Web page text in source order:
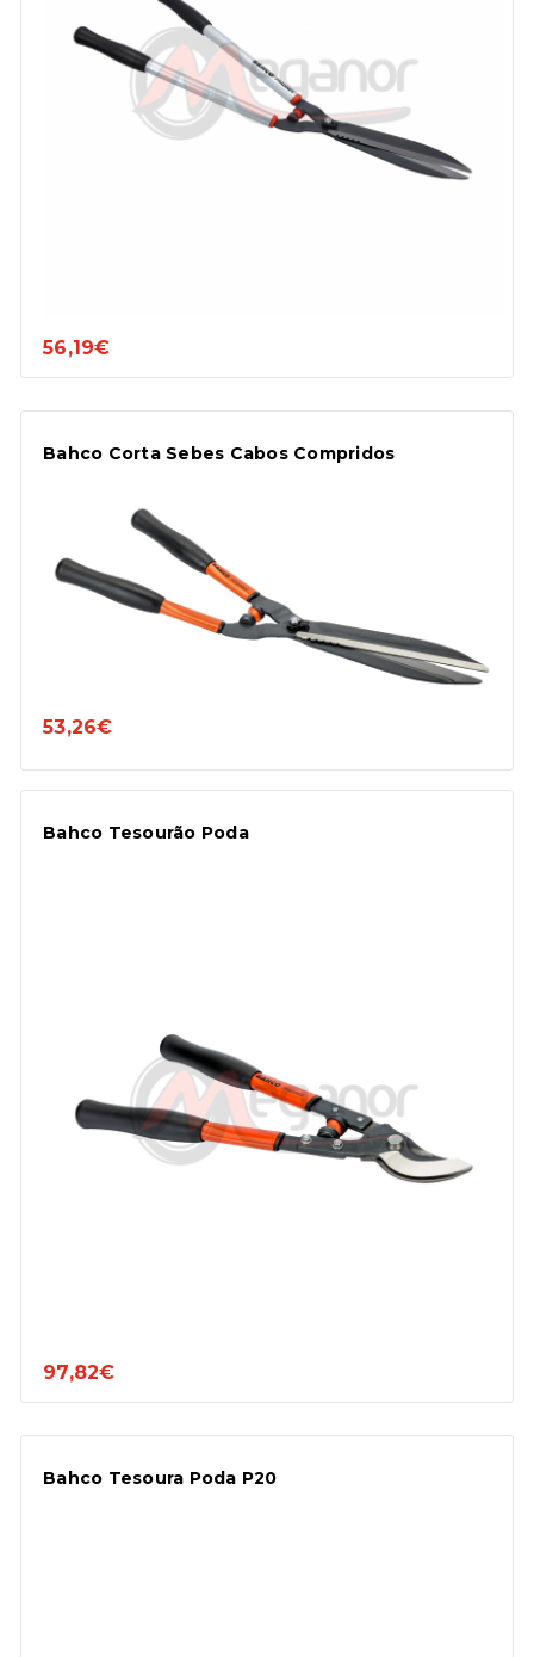
56,19€
Bahco Corta Sebes Cabos Compridos
53,26€
Bahco Tesourão Poda
97,82€
Bahco Tesoura Poda P20